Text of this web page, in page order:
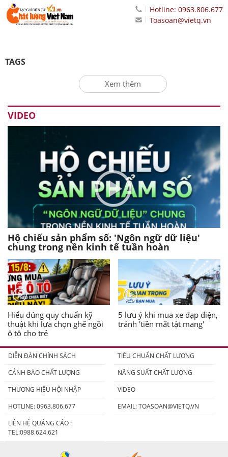
Hotline: 0963.806.677
Toasoan@vietq.vn
TAGS
Xem thêm
VIDEO
Hộ chiếu sản phẩm số: 'Ngôn ngữ dữ liệu'
chung trong nền kinh tế tuần hoàn
Hiểu đúng quy chuẩn kỹ
thuật khi lựa chọn ghế ngồi
ô tô cho trẻ
5 lưu ý khi mua xe đạp điện,
tránh 'tiền mất tật mang'
DIỄN ĐÀN CHÍNH SÁCH
TIÊU CHUẨN CHẤT LƯỢNG
CẢNH BÁO CHẤT LƯỢNG
NĂNG SUẤT CHẤT LƯỢNG
THƯƠNG HIỆU HỘI NHẬP
VIDEO
HOTLINE: 0963.806.677
EMAIL:TOASOAN@VIETQ.VN
LIÊN HỆ QUẢNG CÁO :
TEL:0988.624.621